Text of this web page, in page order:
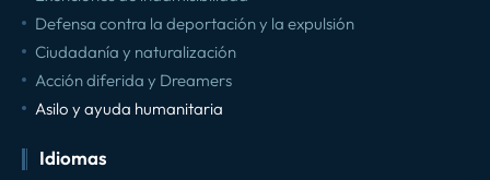
Defensa contra la deportación y la expulsión
Ciudadanía y naturalización
Acción diferida y Dreamers
Asilo y ayuda humanitaria
Idiomas